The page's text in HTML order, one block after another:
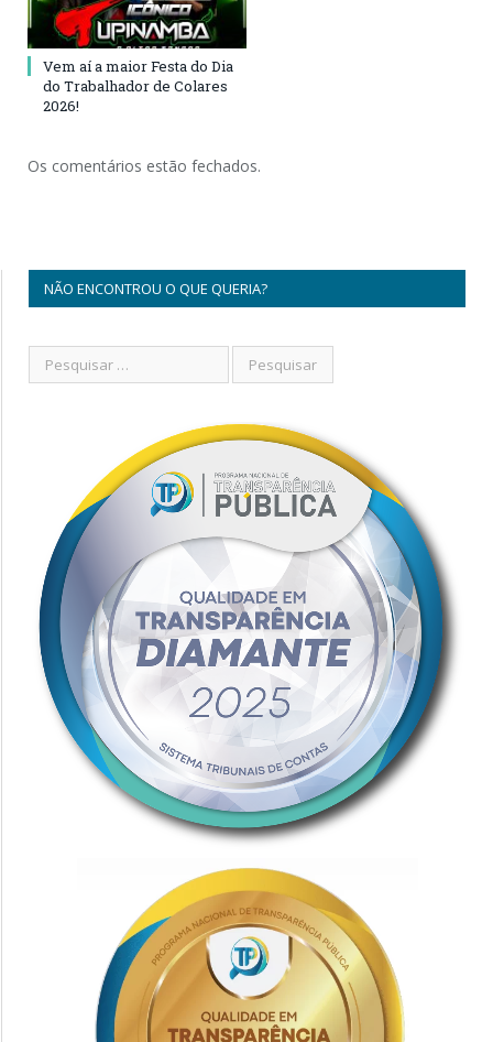
Vem aí a maior Festa do Dia
do Trabalhador de Colares
2026!
Os comentários estão fechados.
NÃO ENCONTROU O QUE QUERIA?